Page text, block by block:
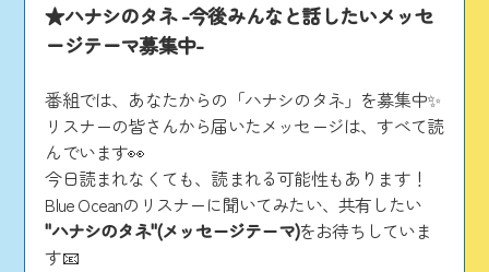
★ハナシのタネ -今後みんなと話したいメッセ
ージテーマ募集中-
番組では、あなたからの「ハナシのタネ」を募集中✨
リスナーの皆さんから届いたメッセージは、すべて読
んでいます👀
今日読まれなくても、読まれる可能性もあります！
Blue Oceanのリスナーに聞いてみたい、共有したい
"ハナシのタネ"(メッセージテーマ)をお待ちしていま
す📧